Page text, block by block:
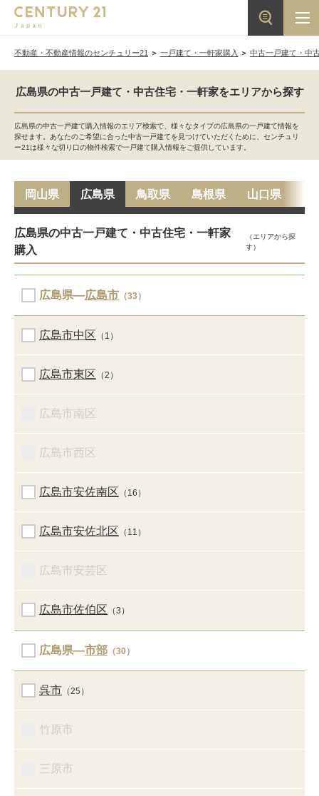
不動産・不動産情報のセンチュリー21 一戸建て・一軒家購入 中古一戸建て・中
広島県の中古一戸建て・中古住宅・一軒家をエリアから探す
広島県の中古一戸建て購入情報のエリア検索で、様々なタイプの広島県の一戸建て情報を
探せます。あなたのご希望に合った中古一戸建てを見つけていただくために、センチュリ
ー21は様々な切り口の物件検索で一戸建て購入情報をご提供しています。
岡山県 広島県 鳥取県 島根県 山口県
広島県の中古一戸建て・中古住宅・一軒家
購入
（エリアから探
す）
広島県―広島市 （33）
広島市中区 （1）
広島市東区 （2）
広島市南区
広島市西区
広島市安佐南区 （16）
広島市安佐北区 （11）
広島市安芸区
広島市佐伯区 （3）
広島県―市部 （30）
呉市 （25）
竹原市
三原市